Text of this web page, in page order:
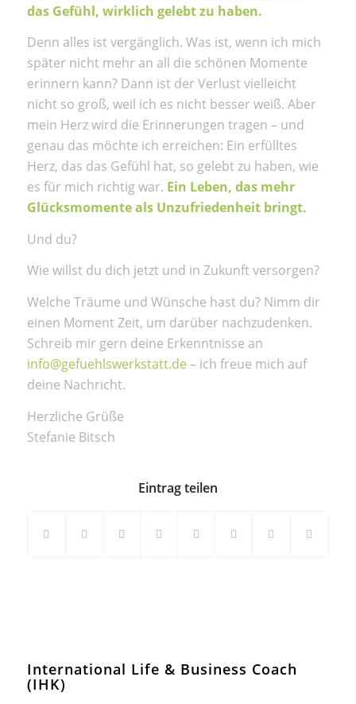
das Gefühl, wirklich gelebt zu haben.
Denn alles ist vergänglich. Was ist, wenn ich mich
später nicht mehr an all die schönen Momente
erinnern kann? Dann ist der Verlust vielleicht
nicht so groß, weil ich es nicht besser weiß. Aber
mein Herz wird die Erinnerungen tragen – und
genau das möchte ich erreichen: Ein erfülltes
Herz, das das Gefühl hat, so gelebt zu haben, wie
es für mich richtig war. Ein Leben, das mehr
Glücksmomente als Unzufriedenheit bringt.
Und du?
Wie willst du dich jetzt und in Zukunft versorgen?
Welche Träume und Wünsche hast du? Nimm dir
einen Moment Zeit, um darüber nachzudenken.
Schreib mir gern deine Erkenntnisse an
info@gefuehlswerkstatt.de – ich freue mich auf
deine Nachricht.
Herzliche Grüße
Stefanie Bitsch
Eintrag teilen
International Life & Business Coach
(IHK)